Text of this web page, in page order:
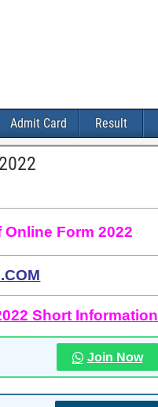
Admit Card Result
Form 2022
Short Information
Join Now